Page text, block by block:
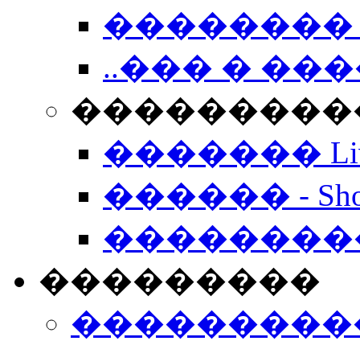
��������
..��� �
����������
�������
������ -
���������